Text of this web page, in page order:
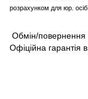
розрахунком для юр. осіб.
Обмін/повернення
Офіційна гарантія